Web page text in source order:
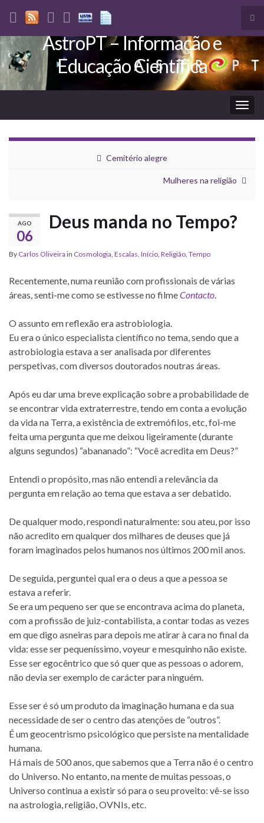
Search for:
AstroPT – Informação e
Educação Científica
Cemitério alegre
Mulheres na religião
AGO
06
Deus manda no Tempo?
By Carlos Oliveira in Cosmologia, Escalas, Início, Religião, Tempo
Recentemente, numa reunião com profissionais de várias
áreas, senti-me como se estivesse no filmeContacto.
O assunto em reflexão era astrobiologia.
Eu era o único especialista científico no tema, sendo que a
astrobiologia estava a ser analisada por diferentes
perspetivas, com diversos doutorados noutras áreas.
Após eu dar uma breve explicação sobre a probabilidade de
se encontrar vida extraterrestre, tendo em conta a evolução
da vida na Terra, a existência de extremófilos, etc, foi-me
feita uma pergunta que me deixou ligeiramente (durante
alguns segundos) “abananado”: “Você acredita em Deus?”
Entendi o propósito, mas não entendi a relevância da
pergunta em relação ao tema que estava a ser debatido.
De qualquer modo, respondi naturalmente: sou ateu, por isso
não acredito em qualquer dos milhares de deuses que já
foram imaginados pelos humanos nos últimos 200 mil anos.
De seguida, perguntei qual era o deus a que a pessoa se
estava a referir.
Se era um pequeno ser que se encontrava acima do planeta,
com a profissão de juiz-contabilista, a contar todas as vezes
em que digo asneiras para depois me atirar à cara no final da
vida: esse ser pequeníssimo, voyeur e mesquinho não existe.
Esse ser egocêntrico que só quer que as pessoas o adorem,
não devia ser exemplo de carácter para ninguém.
Esse ser é só um produto da imaginação humana e da sua
necessidade de ser o centro das atenções de “outros”.
É um geocentrismo psicológico que persiste na mentalidade
humana.
Há mais de 500 anos, que sabemos que a Terra não é o centro
do Universo. No entanto, na mente de muitas pessoas, o
Universo continua a existir só para o seu proveito: vê-se isso
na astrologia, religião, OVNIs, etc.